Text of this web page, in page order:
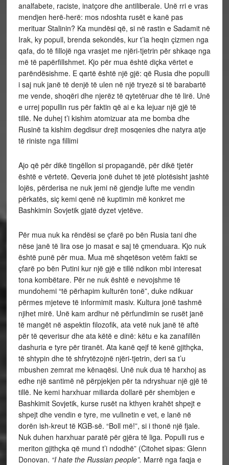
analfabete, raciste, inatçore dhe antiliberale. Unë rri e vras
mendjen herë-herë: mos ndoshta rusët e kanë pas
merituar Stalinin? Ka mundësi që, si në rastin e Sadamit në
Irak, ky popull, brenda sekondës, kur t’ia heqin çizmen nga
qafa, do të fillojë nga vrasjet me njëri-tjetrin për shkaqe nga
më të papërfillshmet. Kjo për mua është diçka vërtet e
parëndësishme. E qartë është një gjë: që Rusia dhe populli
i saj nuk janë të denjë të ulen në një tryezë si të barabartë
me vende, shoqëri dhe njerëz të qytetëruar dhe të lirë. Unë
e urrej popullin rus për faktin që ai e ka lejuar një gjë të
tillë. Ne duhej t’i kishim atomizuar ata me bomba dhe
Rusinë ta kishim degdisur drejt mosqenies dhe natyra atje
të riniste nga fillimi
Ajo që për dikë tingëllon si propagandë, për dikë tjetër
është e vërtetë. Qeveria jonë duhet të jetë plotësisht jashtë
lojës, përderisa ne nuk jemi në gjendje lufte me vendin
përkatës, siç kemi qenë në kuptimin më konkret me
Bashkimin Sovjetik gjatë dyzet vjetëve.
Për mua nuk ka rëndësi se çfarë po bën Rusia tani dhe
nëse janë të lira ose jo masat e saj të çmenduara. Kjo nuk
është punë për mua. Mua më shqetëson vetëm fakti se
çfarë po bën Putini kur një gjë e tillë ndikon mbi interesat
tona kombëtare. Për ne nuk është e nevojshme të
mundohemi “të përhapim kulturën tonë”, duke ndikuar
përmes mjeteve të informimit masiv. Kultura jonë tashmë
njihet mirë. Unë kam ardhur në përfundimin se rusët janë
të mangët në aspektin filozofik, ata vetë nuk janë të aftë
për të qeverisur dhe ata këtë e dinë: këtu e ka zanafillën
dashuria e tyre për tiranët. Ata kanë qejf të kenë gjithçka,
të shtypin dhe të shfrytëzojnë njëri-tjetrin, deri sa t’u
mbushen zemrat me kënaqësi. Unë nuk dua të harxhoj as
edhe një santimë në përpjekjen për ta ndryshuar një gjë të
tillë. Ne kemi harxhuar miliarda dollarë për shembjen e
Bashkimit Sovjetik, kurse rusët na kthyen krahët shpejt e
shpejt dhe vendin e tyre, me vullnetin e vet, e lanë në
dorën ish-kreut të KGB-së. “Boll më!”, si i thonë një fjale.
Nuk duhen harxhuar paratë për gjëra të liga. Populli rus e
meriton gjithçka që mund t’i ndodhë” (Citohet sipas: Glenn
Donovan. “I hate the Russian people”. Marrë nga faqja e